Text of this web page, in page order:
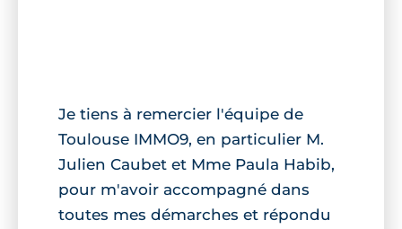
Je tiens à remercier l'équipe de
Toulouse IMMO9, en particulier M.
Julien Caubet et Mme Paula Habib,
pour m'avoir accompagné dans
toutes mes démarches et répondu